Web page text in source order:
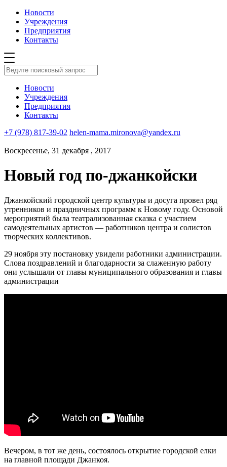
Новости
Учреждения
Предприятия
Контакты
Новости
Учреждения
Предприятия
Контакты
+7 (978) 817-39-02 helen-mama.mironova@yandex.ru
Воскресенье, 31 декабря , 2017
Новый год по-джанкойски
Джанкойский городской центр культуры и досуга провел ряд
утренников и праздничных программ к Новому году. Основой
мероприятий была театрализованная сказка с участием
самодеятельных артистов — работников центра и солистов
творческих коллективов.
29 ноября эту постановку увидели работники администрации.
Слова поздравлений и благодарности за слаженную работу
они услышали от главы муниципального образования и главы
администрации
Вечером, в тот же день, состоялось открытие городской елки
на главной площади Джанкоя.